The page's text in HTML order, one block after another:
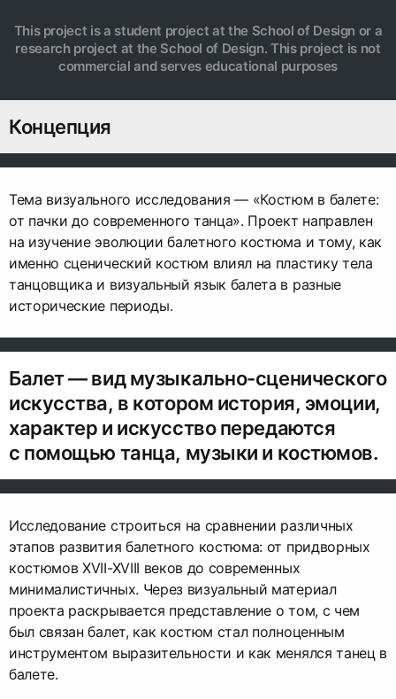
This project is a student project at the School of Design or a
research project at the School of Design. This project is not
commercial and serves educational purposes
Концепция
Тема визуального исследования — «Костюм в балете:
от пачки до современного танца». Проект направлен
на изучение эволюции балетного костюма и тому, как
именно сценический костюм влиял на пластику тела
танцовщика и визуальный язык балета в разные
исторические периоды.
Балет — вид музыкально-сценического
искусства, в котором история, эмоции,
характер и искусство передаются
с помощью танца, музыки и костюмов.
Исследование строиться на сравнении различных
этапов развития балетного костюма: от придворных
костюмов XVII-XVIII веков до современных
минималистичных. Через визуальный материал
проекта раскрывается представление о том, с чем
был связан балет, как костюм стал полноценным
инструментом выразительности и как менялся танец в
балете.